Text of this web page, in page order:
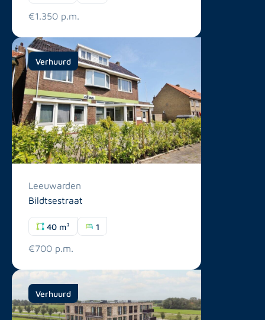
€1.350 p.m.
Verhuurd
Leeuwarden
Bildtsestraat
40 m² 1
€700 p.m.
Verhuurd